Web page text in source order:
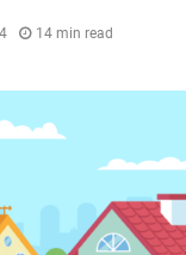
14 min read